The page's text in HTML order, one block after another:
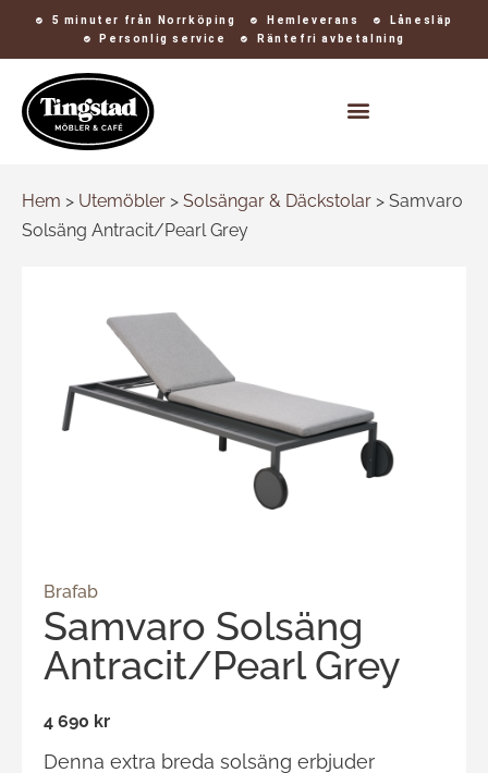
5 minuter från Norrköping Hemleverans
Lånesläp
Personlig service
Räntefri avbetalning
Hem > Utemöbler > Solsängar & Däckstolar > Samvaro
Solsäng Antracit/Pearl Grey
Brafab
Samvaro Solsäng
Antracit/Pearl Grey
4 690 kr
Denna extra breda solsäng erbjuder